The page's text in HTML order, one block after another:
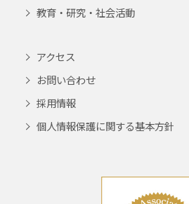
教育・研究・社会活動
アクセス
お問い合わせ
採用情報
個人情報保護に関する基本方針